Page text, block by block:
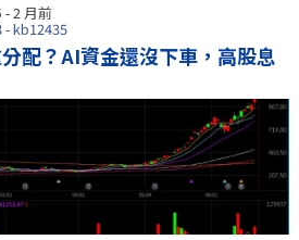
2 月前
- kb12435
配？AI資金還沒下車，高股息